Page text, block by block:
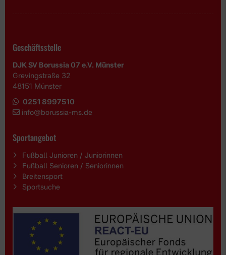
Geschäftsstelle
DJK SV Borussia 07 e.V. Münster
Grevingstraße 32
48151 Münster
0251 8997510
info@borussia-ms.de
Sportangebot
Fußball Junioren / Juniorinnen
Fußball Senioren / Seniorinnen
Breitensport
Sportsuche